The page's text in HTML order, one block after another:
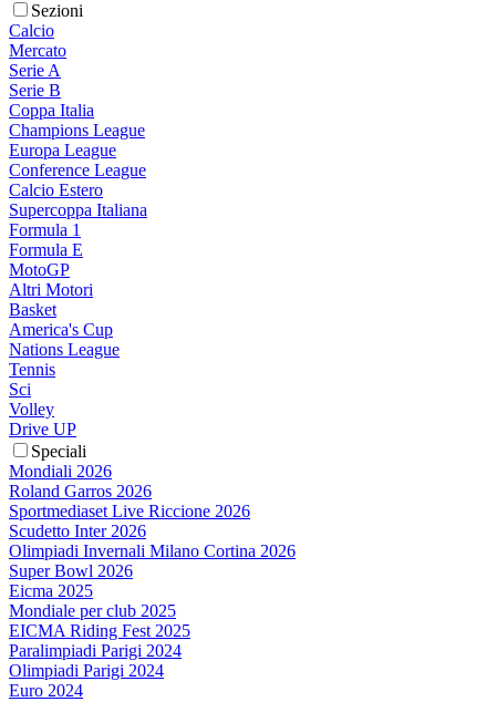
Sezioni
Calcio
Mercato
Serie A
Serie B
Coppa Italia
Champions League
Europa League
Conference League
Calcio Estero
Supercoppa Italiana
Formula 1
Formula E
MotoGP
Altri Motori
Basket
America's Cup
Nations League
Tennis
Sci
Volley
Drive UP
Speciali
Mondiali 2026
Roland Garros 2026
Sportmediaset Live Riccione 2026
Scudetto Inter 2026
Olimpiadi Invernali Milano Cortina 2026
Super Bowl 2026
Eicma 2025
Mondiale per club 2025
EICMA Riding Fest 2025
Paralimpiadi Parigi 2024
Olimpiadi Parigi 2024
Euro 2024